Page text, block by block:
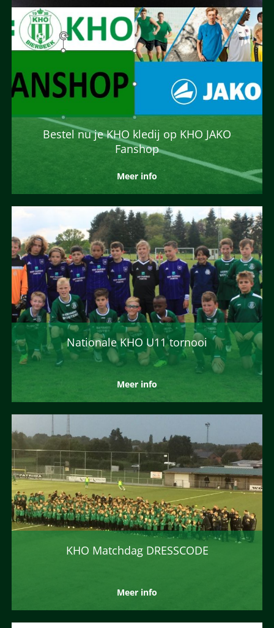
Bestel nu je KHO kledij op KHO JAKO
Fanshop
Meer info
Nationale KHO U11 tornooi
Meer info
KHO Matchdag DRESSCODE
Meer info